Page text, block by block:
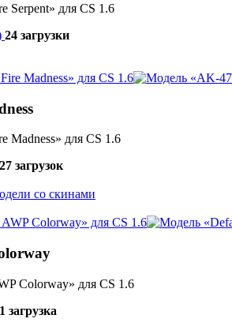
Serpent» для CS 1.6
24 загрузки
Madness» для CS 1.6
27 загрузок
со скинами
Colorway» для CS 1.6
1 загрузка